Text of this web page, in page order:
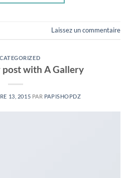
Laissez un commentaire
post with A Gallery
13, 2015 PAR PAPISHOPDZ